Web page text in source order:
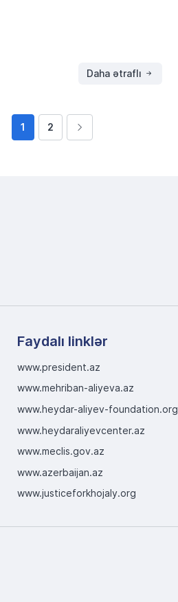
Daha ətraflı
1 2
Faydalı linklər
www.president.az
www.mehriban-aliyeva.az
www.heydar-aliyev-foundation.org
www.heydaraliyevcenter.az
www.meclis.gov.az
www.azerbaijan.az
www.justiceforkhojaly.org